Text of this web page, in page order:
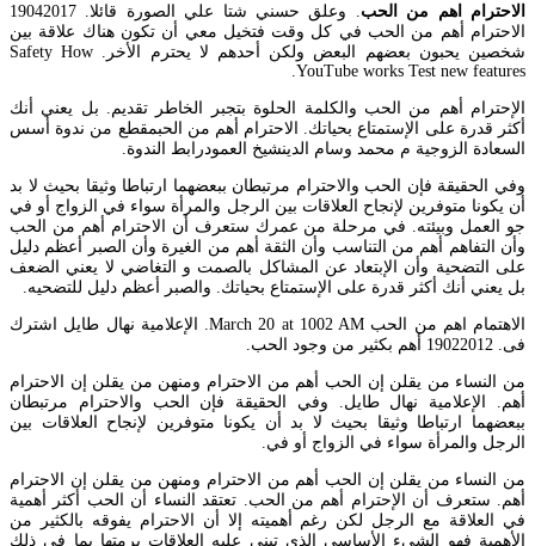
الاحترام اهم من الحب
. وعلق حسني شتا علي الصورة قائلا. 19042017
الاحترام أهم من الحب في كل وقت فتخيل معي أن تكون هناك علاقة بين
شخصين يحبون بعضهم البعض ولكن أحدهم لا يحترم الأخر. Safety How
YouTube works Test new features.
الإحترام أهم من الحب والكلمة الحلوة بتجبر الخاطر تقديم. بل يعني أنك
أكثر قدرة على الإستمتاع بحياتك. الاحترام أهم من الحبمقطع من ندوة أسس
السعادة الزوجية م محمد وسام الدينشيخ العمودرابط الندوة.
وفي الحقيقة فإن الحب والاحترام مرتبطان ببعضهما ارتباطا وثيقا بحيث لا بد
أن يكونا متوفرين لإنجاح العلاقات بين الرجل والمرأة سواء في الزواج أو في
جو العمل وبيئته. في مرحلة من عمرك ستعرف أن الاحترام أهم من الحب
وأن التفاهم أهم من التناسب وأن الثقة أهم من الغيرة وأن الصبر أعظم دليل
على التضحية وأن الإبتعاد عن المشاكل بالصمت و التغاضي لا يعني الضعف
بل يعني أنك أكثر قدرة على الإستمتاع بحياتك. والصبر أعظم دليل للتضحيه.
الاهتمام اهم من الحب March 20 at 1002 AM. الإعلامية نهال طايل اشترك
فى. 19022012 أهم بكثير من وجود الحب.
من النساء من يقلن إن الحب أهم من الاحترام ومنهن من يقلن إن الاحترام
أهم. الإعلامية نهال طايل. وفي الحقيقة فإن الحب والاحترام مرتبطان
ببعضهما ارتباطا وثيقا بحيث لا بد أن يكونا متوفرين لإنجاح العلاقات بين
الرجل والمرأة سواء في الزواج أو في.
من النساء من يقلن إن الحب أهم من الاحترام ومنهن من يقلن إن الاحترام
أهم. ستعرف أن الإحترام أهم من الحب. تعتقد النساء أن الحب أكثر أهمية
في العلاقة مع الرجل لكن رغم أهميته إلا أن الاحترام يفوقه بالكثير من
الأهمية فهو الشيء الأساسي الذي تبنى عليه العلاقات برمتها بما في ذلك